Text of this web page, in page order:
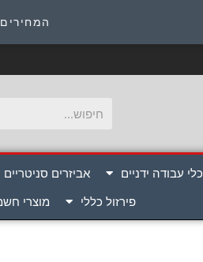
כלי עבודה ידניים אביזרים סניטריים
פירזול כללי
מוצרי